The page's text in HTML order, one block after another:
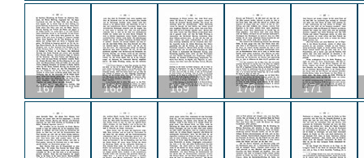
167 168 169 170 171